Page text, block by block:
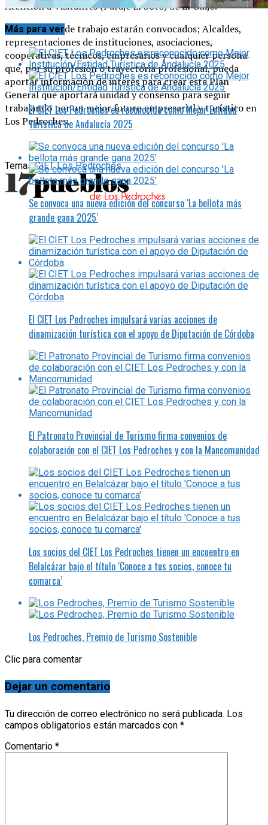
Atención a Visitantes (Paraje El Soto) de El Guijo.
Al encuentro de trabajo estarán convocados; Alcaldes,
representaciones de instituciones, asociaciones,
cooperativas, técnicos, empresarios y cualquier persona
que, por su profesión o trayectoria profesional, pueda
aportar información de interés para crear este Plan
General que aportará unidad y consenso para seguir
trabajando por un mejor futuro empresarial y turístico en
Los Pedroches.
Temas:CIET Los Pedroches
Más para ver
El CIET Los Pedroches es reconocido como Mejor Entidad
Turística de Andalucía 2025
Se convoca una nueva edición del concurso ‘La bellota más
grande gana 2025’
El CIET Los Pedroches impulsará varias acciones de
dinamización turística con el apoyo de Diputación de Córdoba
El Patronato Provincial de Turismo firma convenios de
colaboración con el CIET Los Pedroches y con la Mancomunidad
Los socios del CIET Los Pedroches tienen un encuentro en
Belalcázar bajo el título ‘Conoce a tus socios, conoce tu
comarca’
Los Pedroches, Premio de Turismo Sostenible
Clic para comentar
Dejar un comentario
Tu dirección de correo electrónico no será publicada. Los
campos obligatorios están marcados con *
Comentario *